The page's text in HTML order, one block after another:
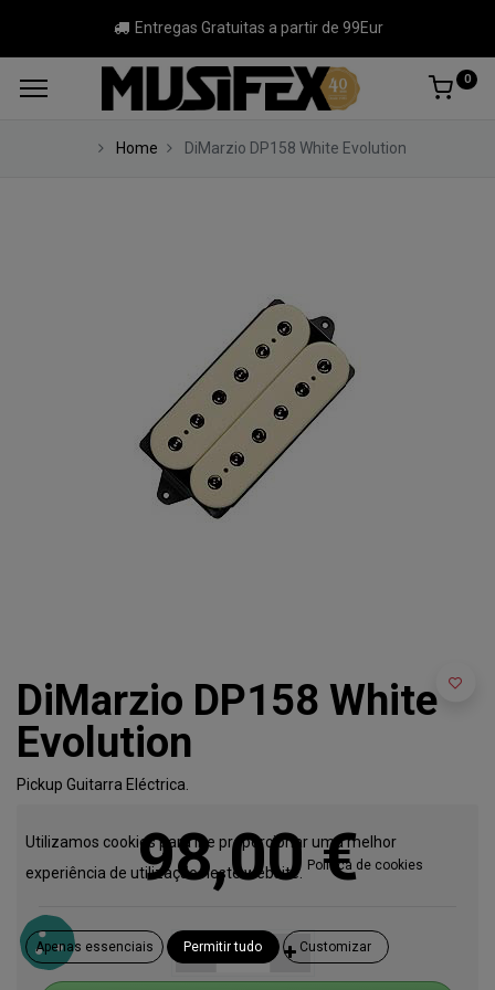
Entregas Gratuitas a partir de 99Eur
0
Home DiMarzio DP158 White Evolution
DiMarzio DP158 White
Evolution
Pickup Guitarra Eléctrica.
98,00€
Utilizamos cookies para lhe proporcionar uma melhor
experiência de utilização neste website. Política de cookies
Apenas essenciais Permitir tudo Customizar